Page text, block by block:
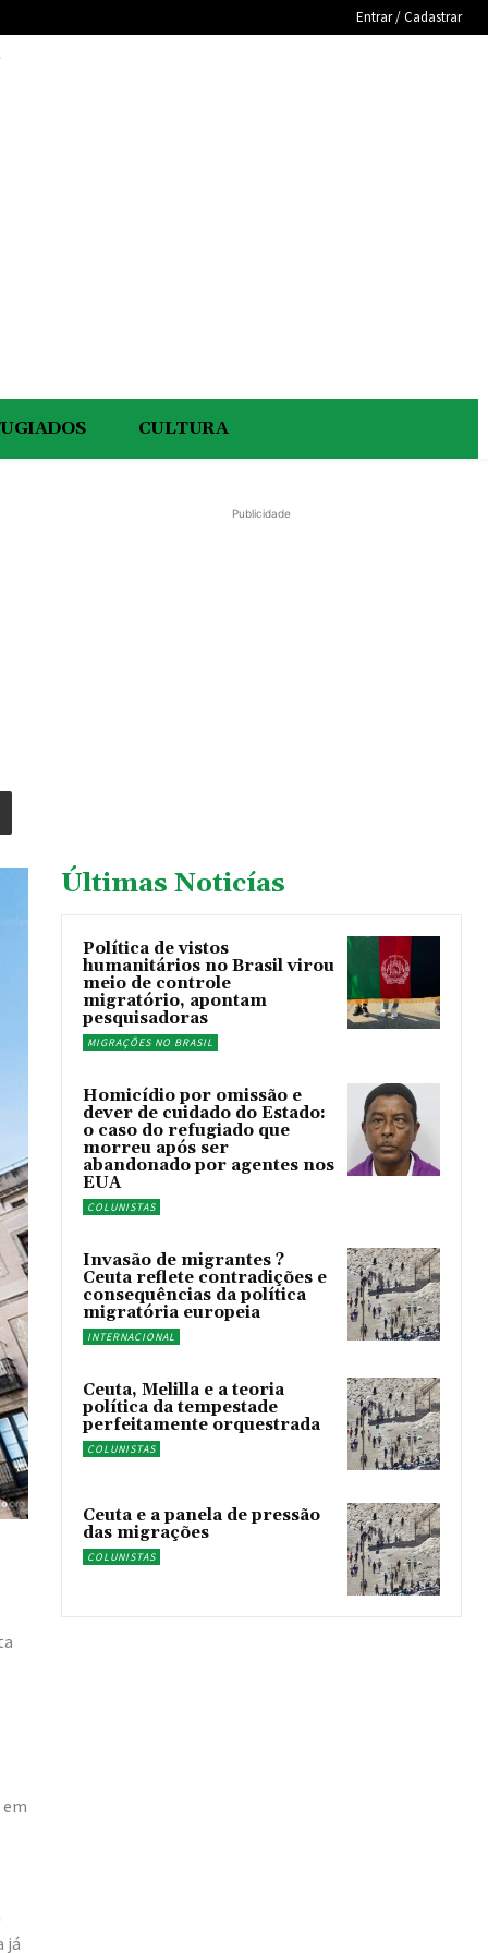
Entrar / Cadastrar
CULTURA
já
Publicidade
Últimas Noticías
Política de vistos
humanitários no Brasil virou
meio de controle
migratório, apontam
pesquisadoras
MIGRAÇÕES NO BRASIL
Homicídio por omissão e
dever de cuidado do Estado:
o caso do refugiado que
morreu após ser
abandonado por agentes nos
EUA
COLUNISTAS
Invasão de migrantes ?
Ceuta reflete contradições e
consequências da política
migratória europeia
INTERNACIONAL
Ceuta, Melilla e a teoria
política da tempestade
perfeitamente orquestrada
COLUNISTAS
Ceuta e a panela de pressão
das migrações
COLUNISTAS